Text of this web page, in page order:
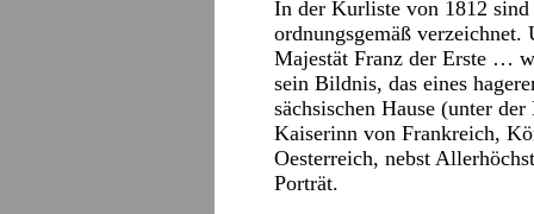
In der Kurliste von 1812
ordnungsgemäß
Majestät Franz der Erste …
sein Bildnis, das eines
sächsischen Hause (unter
Kaiserinn von Frankreich,
Oesterreich, nebst
Porträt.